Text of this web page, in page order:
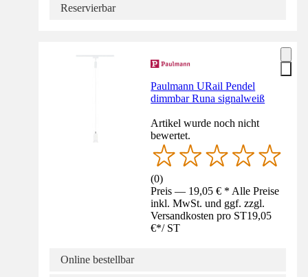
Reservierbar
Paulmann URail Pendel
dimmbar Runa signalweiß
Artikel wurde noch nicht
bewertet.
(0)
Preis — 19,05 € * Alle Preise
inkl. MwSt. und ggf. zzgl.
Versandkosten pro ST19,05
€*/ ST
Online bestellbar